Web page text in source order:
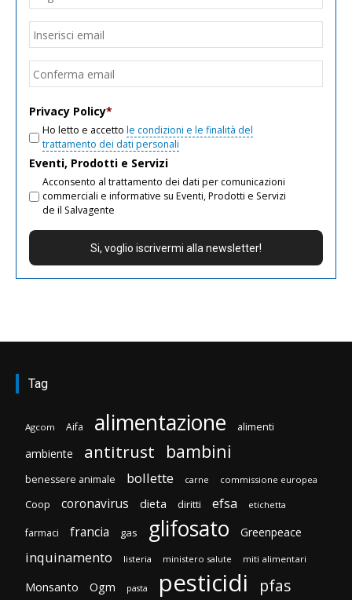
Email
Privacy Policy*
Ho letto e accetto le condizioni e le finalità del
trattamento dei dati personali
Eventi, Prodotti e Servizi
Acconsento al trattamento dei dati per comunicazioni
commerciali e informative su Eventi, Prodotti e Servizi
de il Salvagente
Tag
Agcom Aifa alimentazione alimenti
ambiente antitrust bambini
benessere animale bollette carne commissione europea
Coop coronavirus dieta diritti efsa etichetta
farmaci francia gas glifosato Greenpeace
inquinamento listeria ministero salute miti alimentari
Monsanto Ogm pasta pesticidi pfas